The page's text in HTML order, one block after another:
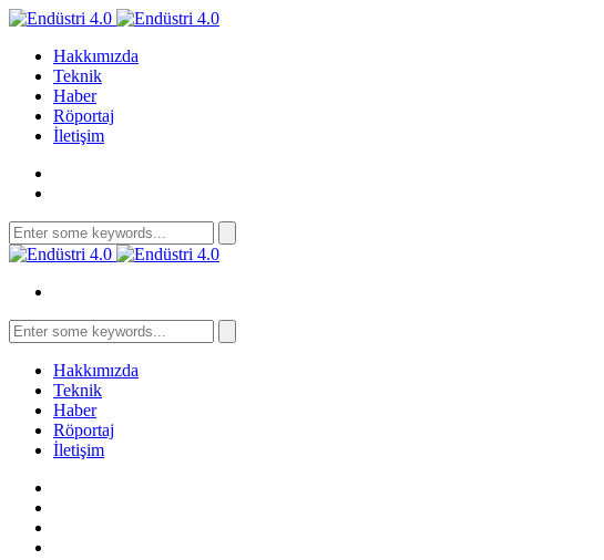
Hakkımızda
Teknik
Haber
Röportaj
İletişim
Search
for:
Search
for:
Hakkımızda
Teknik
Haber
Röportaj
İletişim